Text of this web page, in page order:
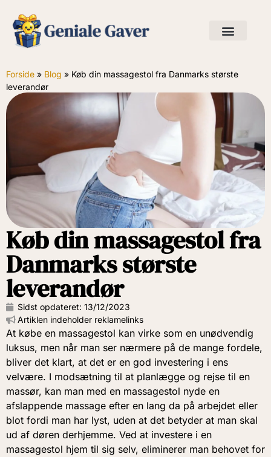
Forside » Blog » Køb din massagestol fra Danmarks største
leverandør
Køb din massagestol fra
Danmarks største
leverandør
Sidst opdateret: 13/12/2023
Artiklen indeholder reklamelinks
At købe en massagestol kan virke som en unødvendig
luksus, men når man ser nærmere på de mange fordele,
bliver det klart, at det er en god investering i ens
velvære. I modsætning til at planlægge og rejse til en
massør, kan man med en massagestol nyde en
afslappende massage efter en lang da på arbejdet eller
blot fordi man har lyst, uden at det betyder at man skal
ud af døren derhjemme. Ved at investere i en
massagestol hjem til sig selv, eliminerer man behovet for